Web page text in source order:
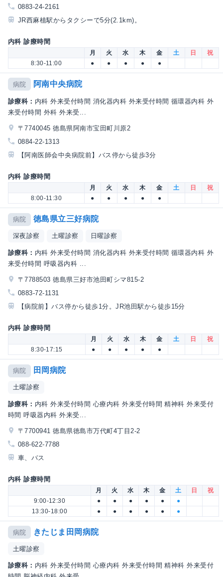
0883-24-2161
JR西麻植駅からタクシーで5分(2.1km)。
内科 診療時間
月 火 水 木 金 土 日
祝
8:30-11:00
● ● ● ● ●
病院 阿南中央病院
診療科： 内科 外来受付時間 消化器内科 外来受付時間 循環器内科 外
来受付時間 外科 外来受...
〒7740045 徳島県阿南市宝田町川原2
0884-22-1313
【阿南医師会中央病院前】バス停から徒歩3分
内科 診療時間
月 火 水 木 金 土 日
祝
8:00-11:30
● ● ● ● ●
病院 徳島県立三好病院
深夜診察 土曜診察 日曜診察
診療科： 内科 外来受付時間 消化器内科 外来受付時間 循環器内科 外
来受付時間 呼吸器内科 ...
〒7788503 徳島県三好市池田町シマ815-2
0883-72-1131
【病院前】バス停から徒歩1分。JR池田駅から徒歩15分
内科 診療時間
月 火 水 木 金 土 日
祝
8:30-17:15
● ● ● ● ●
病院 田岡病院
土曜診察
診療科： 内科 外来受付時間 心療内科 外来受付時間 精神科 外来受付
時間 呼吸器内科 外来受...
〒7700941 徳島県徳島市万代町4丁目2-2
088-622-7788
車、バス
内科 診療時間
月 火 水 木 金 土 日
祝
9:00-12:30
● ● ● ● ●
●
13:30-18:00
● ● ● ● ● ●
病院 きたじま田岡病院
土曜診察
診療科： 内科 外来受付時間 心療内科 外来受付時間 精神科 外来受付